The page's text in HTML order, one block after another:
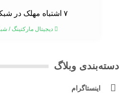
دیجیتال مارکتینگ/
وبلاگ
اینستاگرام